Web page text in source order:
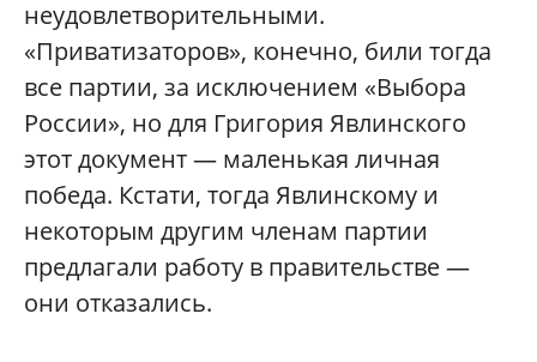
неудовлетворительными.
«Приватизаторов», конечно, били тогда
все партии, за исключением «Выбора
России», но для Григория Явлинского
этот документ — маленькая личная
победа. Кстати, тогда Явлинскому и
некоторым другим членам партии
предлагали работу в правительстве —
они отказались.